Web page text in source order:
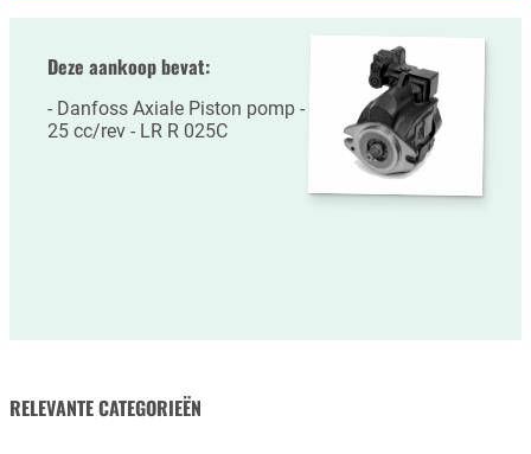
Deze aankoop bevat:
Danfoss Axiale Piston pomp -
25 cc/rev - LR R 025C
RELEVANTE CATEGORIEËN